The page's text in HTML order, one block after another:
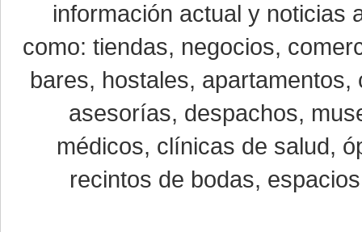
información actual y noticias
como: tiendas, negocios,
bares, hostales,
asesorías, despachos,
médicos, clínicas de salud,
recintos de bodas,